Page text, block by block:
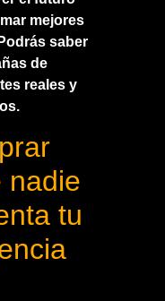
mejores
saber
de
reales y
nadie
tu